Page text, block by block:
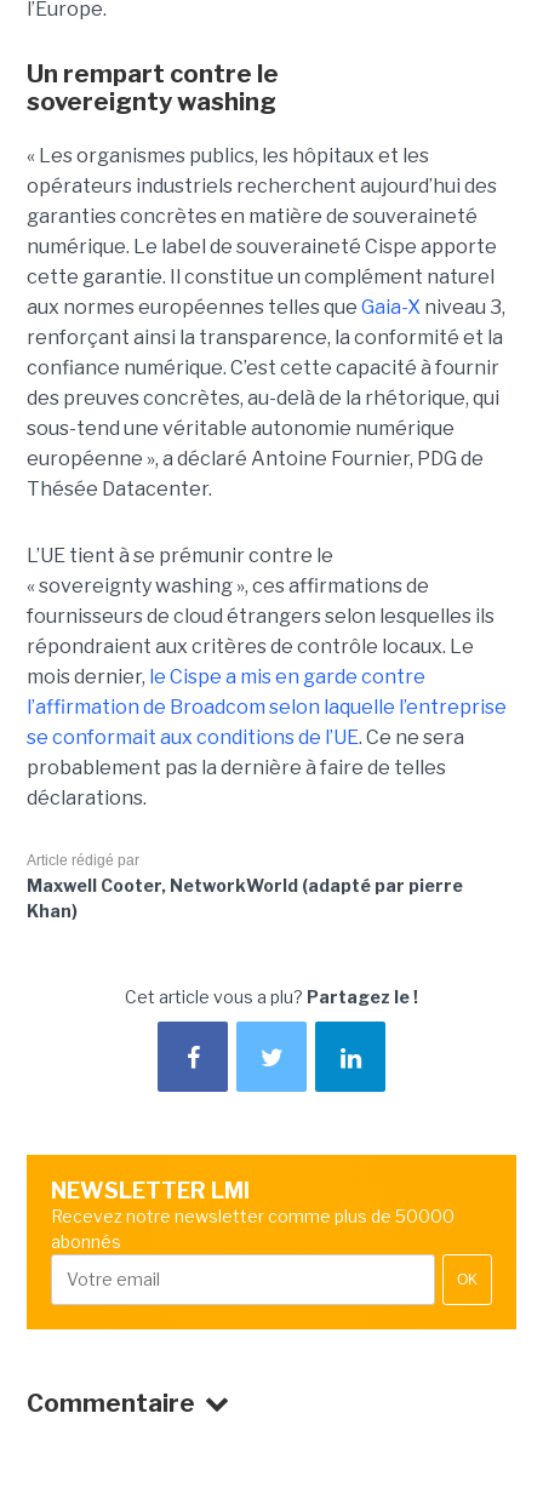
l’Europe.
Un rempart contre le
sovereignty washing
« Les organismes publics, les hôpitaux et les
opérateurs industriels recherchent aujourd’hui des
garanties concrètes en matière de souveraineté
numérique. Le label de souveraineté Cispe apporte
cette garantie. Il constitue un complément naturel
aux normes européennes telles que Gaia-Xniveau 3,
renforçant ainsi la transparence, la conformité et la
confiance numérique. C’est cette capacité à fournir
des preuves concrètes, au-delà de la rhétorique, qui
sous-tend une véritable autonomie numérique
européenne », a déclaré Antoine Fournier, PDG de
Thésée Datacenter.
L’UE tient à se prémunir contre le
« sovereignty washing », ces affirmations de
fournisseurs de cloud étrangers selon lesquelles ils
répondraient aux critères de contrôle locaux. Le
mois dernier, le Cispe a mis en garde contre
l’affirmation de Broadcom selon laquelle l’entreprise
se conformait aux conditions de l’UE. Ce ne sera
probablement pas la dernière à faire de telles
déclarations.
Article rédigé par
Maxwell Cooter, NetworkWorld (adapté par pierre
Khan)
Cet article vous a plu? Partagez le !
NEWSLETTER LMI
Recevez notre newsletter comme plus de 50000
abonnés
OK
Commentaire